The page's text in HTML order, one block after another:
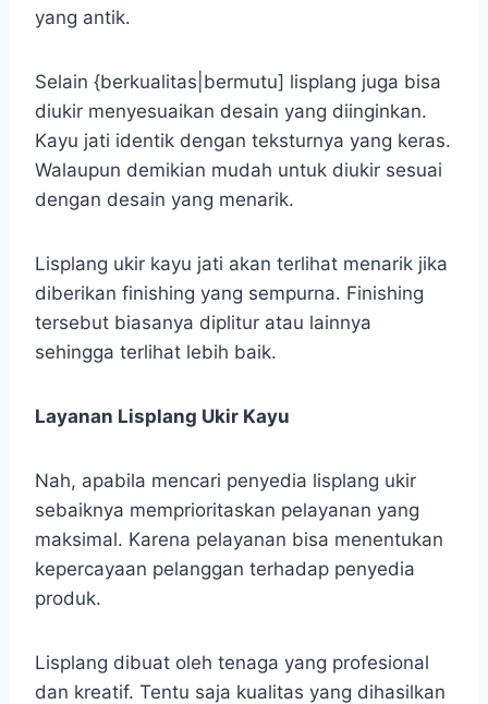
yang antik.
Selain {berkualitas|bermutu] lisplang juga bisa
diukir menyesuaikan desain yang diinginkan.
Kayu jati identik dengan teksturnya yang keras.
Walaupun demikian mudah untuk diukir sesuai
dengan desain yang menarik.
Lisplang ukir kayu jati akan terlihat menarik jika
diberikan finishing yang sempurna. Finishing
tersebut biasanya diplitur atau lainnya
sehingga terlihat lebih baik.
Layanan Lisplang Ukir Kayu
Nah, apabila mencari penyedia lisplang ukir
sebaiknya memprioritaskan pelayanan yang
maksimal. Karena pelayanan bisa menentukan
kepercayaan pelanggan terhadap penyedia
produk.
Lisplang dibuat oleh tenaga yang profesional
dan kreatif. Tentu saja kualitas yang dihasilkan